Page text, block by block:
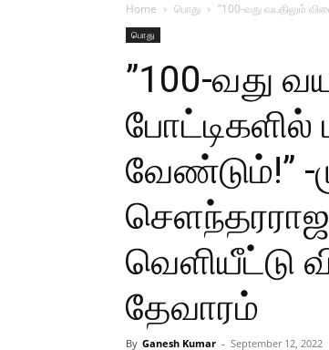
Home பொது ”100-வது வயதிலும்
பொது
”100-வது
போட்டிகளில்
வேண்டும்!” -
வெளியீட்டு
தேவாரம்
By Ganesh Kumar - September 12, 2022